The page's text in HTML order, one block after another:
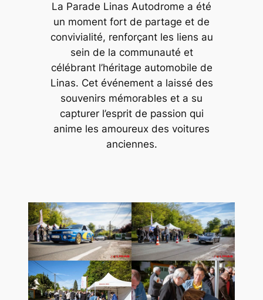
La Parade Linas Autodrome a été
un moment fort de partage et de
convivialité, renforçant les liens au
sein de la communauté et
célébrant l’héritage automobile de
Linas. Cet événement a laissé des
souvenirs mémorables et a su
capturer l’esprit de passion qui
anime les amoureux des voitures
anciennes.